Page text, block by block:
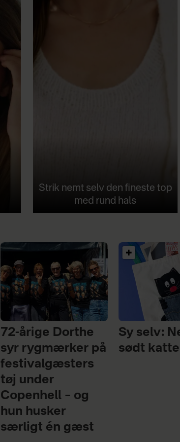
Strik nemt selv den fineste top
med rund hals
72-årige Dorthe
syr rygmærker på
festivalgæsters
tøj under
Copenhell – og
hun husker
særligt én gæst
Sy selv:
sødt